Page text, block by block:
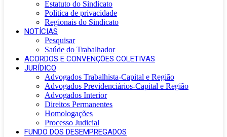
Estatuto do Sindicato
Politica de privacidade
Regionais do Sindicato
NOTÍCIAS
Pesquisar
Saúde do Trabalhador
ACORDOS E CONVENÇÕES COLETIVAS
JURÍDICO
Advogados Trabalhista-Capital e Região
Advogados Previdenciários-Capital e Região
Advogados Interior
Direitos Permanentes
Homologações
Processo Judicial
FUNDO DOS DESEMPREGADOS